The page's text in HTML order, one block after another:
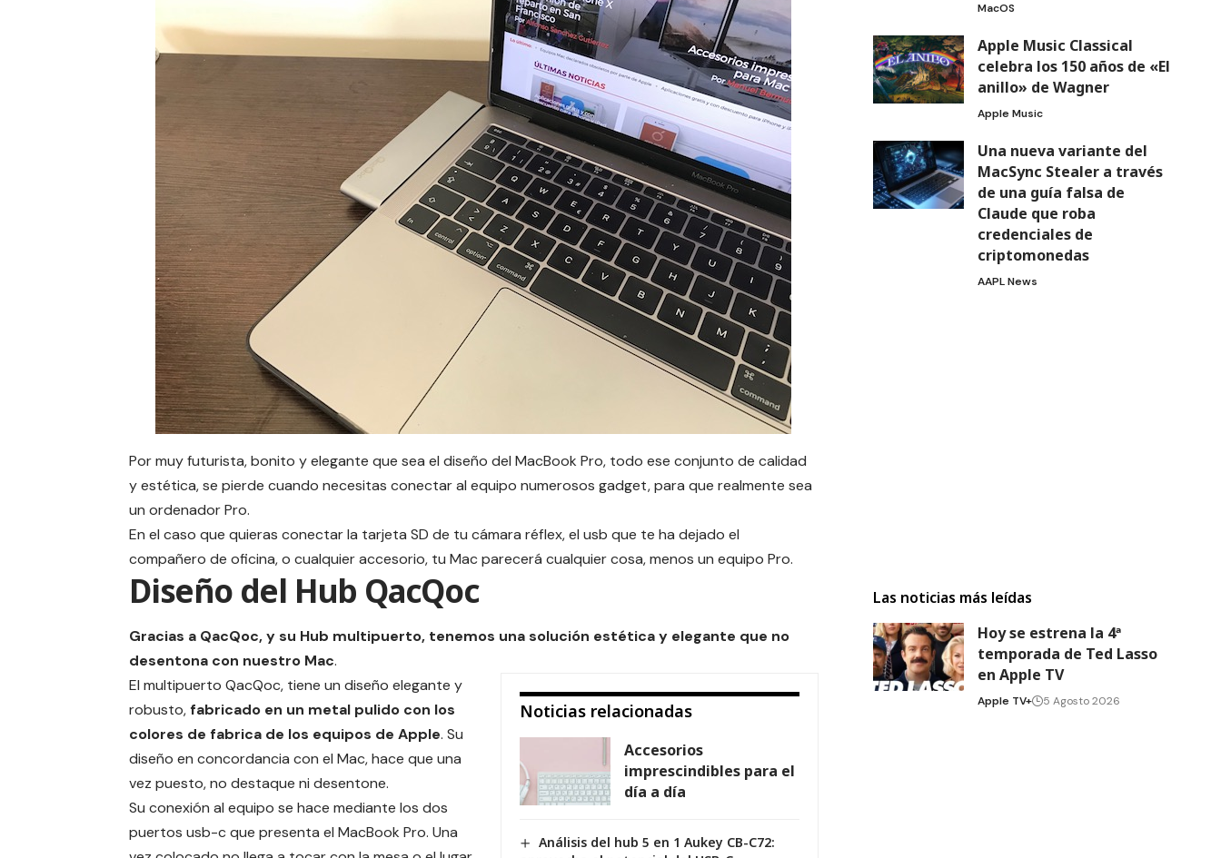
Por muy futurista, bonito y elegante que sea el diseño del MacBook Pro, todo ese conjunto de calidad
y estética, se pierde cuando necesitas conectar al equipo numerosos gadget, para que realmente sea
un ordenador Pro.
En el caso que quieras conectar la tarjeta SD de tu cámara réflex, el usb que te ha dejado el
compañero de oficina, o cualquier accesorio, tu Mac parecerá cualquier cosa, menos un equipo Pro.
Diseño del Hub QacQoc
Gracias a QacQoc, y su Hub multipuerto, tenemos una solución estética y elegante que no
desentona con nuestro Mac.
Noticias relacionadas
Accesorios
imprescindibles para el
día a día
Análisis del hub 5 en 1 Aukey CB-C72:
El multipuerto QacQoc, tiene un diseño elegante y
robusto,fabricado en un metal pulido con los
colores de fabrica de los equipos de Apple. Su
diseño en concordancia con el Mac, hace que una
vez puesto, no destaque ni desentone.
Su conexión al equipo se hace mediante los dos
puertos usb-c que presenta el MacBook Pro. Una
MacOS
Apple Music Classical
celebra los 150 años de «El
anillo» de Wagner
Apple Music
Una nueva variante del
MacSync Stealer a través
de una guía falsa de
Claude que roba
credenciales de
criptomonedas
AAPL News
Las noticias más leídas
Hoy se estrena la 4ª
temporada de Ted Lasso
en Apple TV
Apple TV+ 5 Agosto 2026